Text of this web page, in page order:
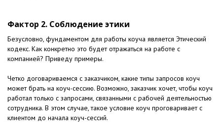
Фактор 2. Соблюдение этики
Безусловно, фундаментом для работы коуча является Этический
кодекс. Как конкретно это будет отражаться на работе с
компанией? Приведу примеры.
Четко договариваемся с заказчиком, какие типы запросов коуч
может брать на коуч-сессию. Возможно, заказчик хочет, чтобы коуч
работал только с запросами, связанными с рабочей деятельностью
сотрудника. В этом случае, такое условие коуч проговаривает с
клиентом до начала коуч-сессий.